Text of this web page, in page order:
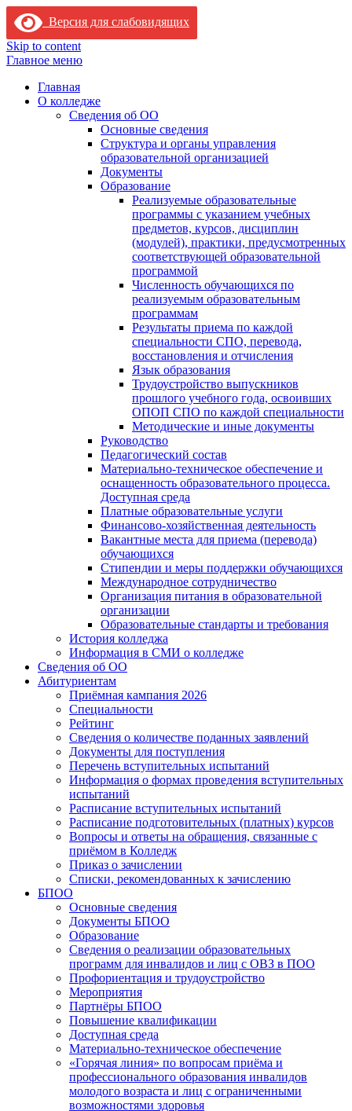
Версия для слабовидящих
Skip to content
Главное меню
Главная
О колледже
Сведения об ОО
Основные сведения
Структура и органы управления
образовательной организацией
Документы
Образование
Реализуемые образовательные
программы с указанием учебных
предметов, курсов, дисциплин
(модулей), практики, предусмотренных
соответствующей образовательной
программой
Численность обучающихся по
реализуемым образовательным
программам
Результаты приема по каждой
специальности СПО, перевода,
восстановления и отчисления
Язык образования
Трудоустройство выпускников
прошлого учебного года, освоивших
ОПОП СПО по каждой специальности
Методические и иные документы
Руководство
Педагогический состав
Материально-техническое обеспечение и
оснащенность образовательного процесса.
Доступная среда
Платные образовательные услуги
Финансово-хозяйственная деятельность
Вакантные места для приема (перевода)
обучающихся
Стипендии и меры поддержки обучающихся
Международное сотрудничество
Организация питания в образовательной
организации
Образовательные стандарты и требования
История колледжа
Информация в СМИ о колледже
Сведения об ОО
Абитуриентам
Приёмная кампания 2026
Специальности
Рейтинг
Сведения о количестве поданных заявлений
Документы для поступления
Перечень вступительных испытаний
Информация о формах проведения вступительных
испытаний
Расписание вступительных испытаний
Расписание подготовительных (платных) курсов
Вопросы и ответы на обращения, связанные с
приёмом в Колледж
Приказ о зачислении
Списки, рекомендованных к зачислению
БПОО
Основные сведения
Документы БПОО
Образование
Сведения о реализации образовательных
программ для инвалидов и лиц с ОВЗ в ПОО
Профориентация и трудоустройство
Мероприятия
Партнёры БПОО
Повышение квалификации
Доступная среда
Материально-техническое обеспечение
«Горячая линия» по вопросам приёма и
профессионального образования инвалидов
молодого возраста и лиц с ограниченными
возможностями здоровья